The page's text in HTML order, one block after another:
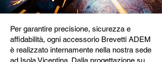
Per garantire precisione, sicurezza e
affidabilità, ogni accessorio Brevetti ADEM
è realizzato internamente nella nostra sede
ad Isola Vicentina. Dalla progettazione su